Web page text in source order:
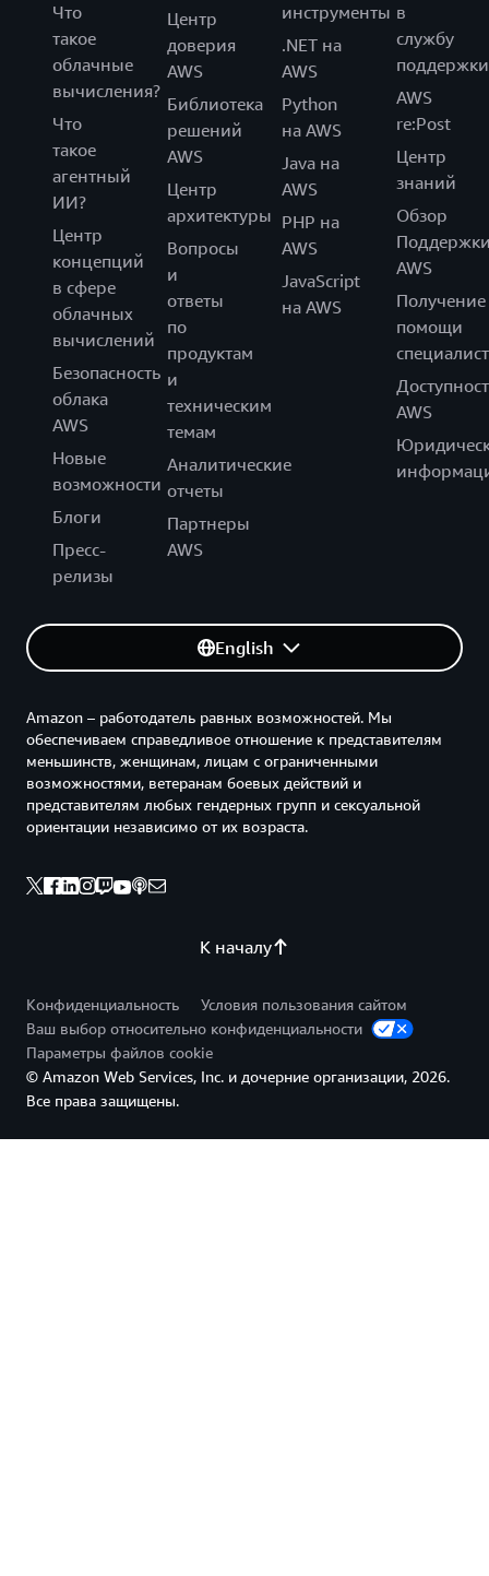
Что
такое
облачные
вычисления?
Что
такое
агентный
ИИ?
Центр
концепций
в сфере
облачных
вычислений
Безопасность
облака
AWS
Новые
возможности
Блоги
Пресс-
релизы
Центр
доверия
AWS
Библиотека
решений
AWS
Центр
архитектуры
Вопросы
и
ответы
по
продуктам
и
техническим
темам
Аналитические
отчеты
Партнеры
AWS
инструменты
.NET на
AWS
Python
на AWS
Java на
AWS
PHP на
AWS
JavaScript
на AWS
в
службу
поддержки
AWS
re:Post
Центр
знаний
Обзор
AWS
Получение
помощи
AWS
English
К началу
Amazon – работодатель равных возможностей. Мы
обеспечиваем справедливое отношение к представителям
меньшинств, женщинам, лицам с ограниченными
возможностями, ветеранам боевых действий и
представителям любых гендерных групп и сексуальной
ориентации независимо от их возраста.
Конфиденциальность
Условия пользования сайтом
Ваш выбор относительно конфиденциальности
Параметры файлов cookie
© Amazon Web Services, Inc. и дочерние организации, 2026.
Все права защищены.